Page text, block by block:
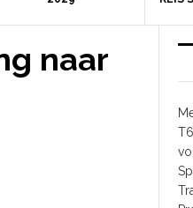
naar